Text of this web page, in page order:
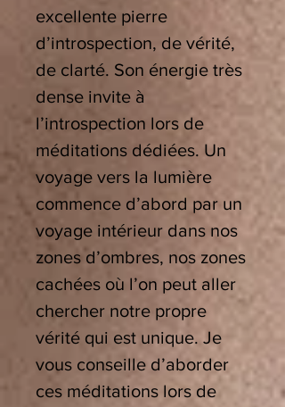
excellente pierre
d’introspection, de vérité,
de clarté. Son énergie très
dense invite à
l’introspection lors de
méditations dédiées. Un
voyage vers la lumière
commence d’abord par un
voyage intérieur dans nos
zones d’ombres, nos zones
cachées où l’on peut aller
chercher notre propre
vérité qui est unique. Je
vous conseille d’aborder
ces méditations lors de